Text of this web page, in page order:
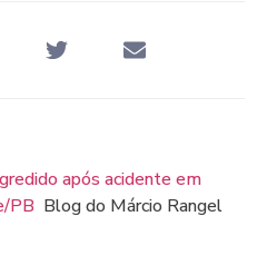
após acidente em
PB Blog do Márcio Rangel